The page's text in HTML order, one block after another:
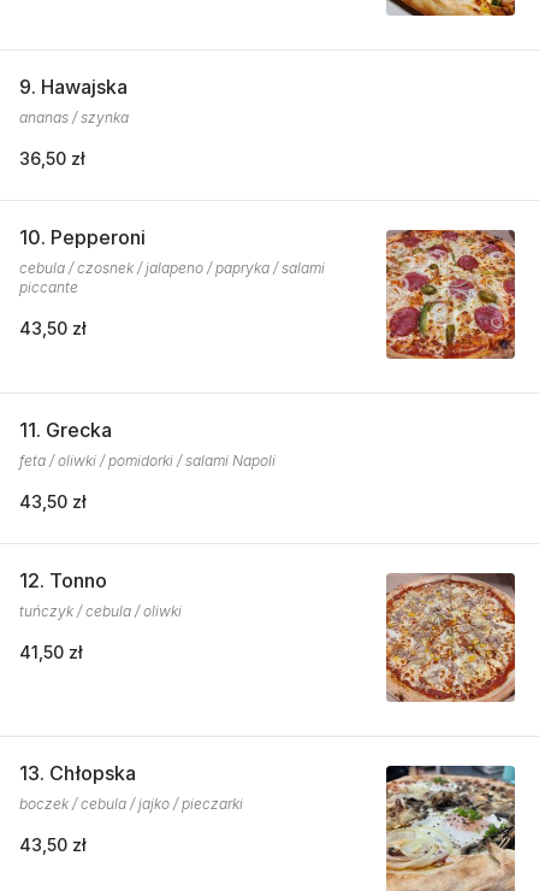
9. Hawajska
ananas / szynka
36,50 zł
10. Pepperoni
cebula / czosnek / jalapeno / papryka / salami
piccante
43,50 zł
11. Grecka
feta / oliwki / pomidorki / salami Napoli
43,50 zł
12. Tonno
tuńczyk / cebula / oliwki
41,50 zł
13. Chłopska
boczek / cebula / jajko / pieczarki
43,50 zł